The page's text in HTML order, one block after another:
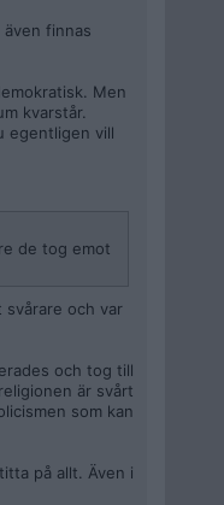
finnas
Men
kvarstår.
egentligen vill
de tog emot
svårare och var
och tog till
är svårt
som kan
på allt. Även i